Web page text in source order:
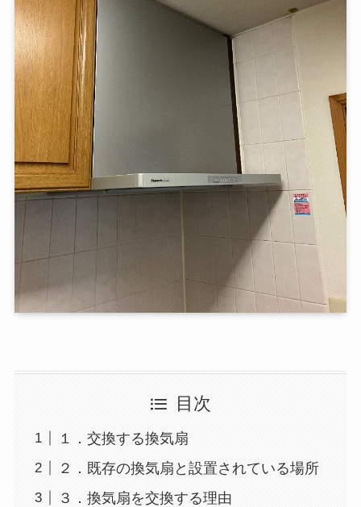
目次
１．交換する換気扇
２．既存の換気扇と設置されている場所
３．換気扇を交換する理由